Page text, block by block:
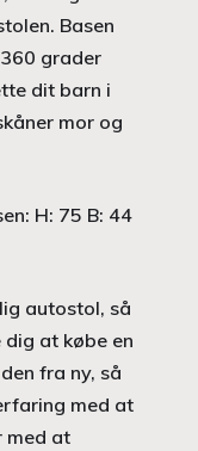
Basen
grader
dit barn i
mor og
H: 75 B: 44
autostol, så
at købe en
fra ny, så
med at
med at